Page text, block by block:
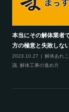
本当にその解体業者
方の極意と失敗しな
2023.10.27 解体あれこ
識
解体工事の進め方